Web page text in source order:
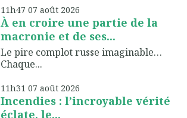
11h47 07 août 2026
À en croire une partie de la
macronie et de ses...
Le pire complot russe imaginable…
Chaque...
11h31 07 août 2026
Incendies : l’incroyable vérité
éclate, le...